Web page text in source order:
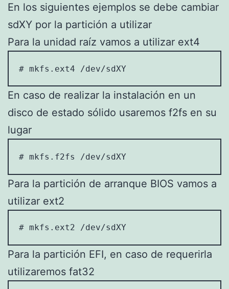
En los siguientes ejemplos se debe cambiar
sdXY por la partición a utilizar
Para la unidad raíz vamos a utilizar ext4
# mkfs.ext4 /dev/sdXY
En caso de realizar la instalación en un
disco de estado sólido usaremos f2fs en su
lugar
# mkfs.f2fs /dev/sdXY
Para la partición de arranque BIOS vamos a
utilizar ext2
# mkfs.ext2 /dev/sdXY
Para la partición EFI, en caso de requerirla
utilizaremos fat32